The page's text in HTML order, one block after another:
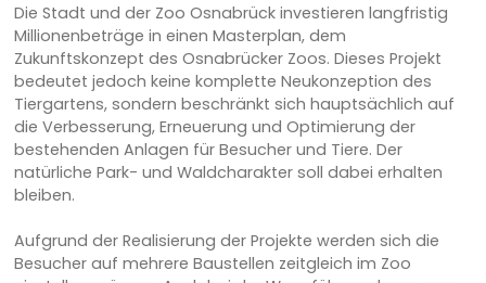
Die Stadt und der Zoo Osnabrück investieren langfristig
Millionenbeträge in einen Masterplan, dem
Zukunftskonzept des Osnabrücker Zoos. Dieses Projekt
bedeutet jedoch keine komplette Neukonzeption des
Tiergartens, sondern beschränkt sich hauptsächlich auf
die Verbesserung, Erneuerung und Optimierung der
bestehenden Anlagen für Besucher und Tiere. Der
natürliche Park- und Waldcharakter soll dabei erhalten
bleiben.
Aufgrund der Realisierung der Projekte werden sich die
Besucher auf mehrere Baustellen zeitgleich im Zoo